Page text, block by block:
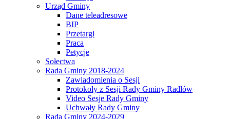
Urząd Gminy
Dane teleadresowe
BIP
Przetargi
Praca
Petycje
Sołectwa
Rada Gminy 2018-2024
Zawiadomienia o Sesji
Protokoły z Sesji Rady Gminy Radłów
Video Sesje Rady Gminy
Uchwały Rady Gminy
Rada Gminy 2024-2029